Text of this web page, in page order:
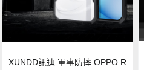
XUNDD訊迪 軍事防摔 OPPO R